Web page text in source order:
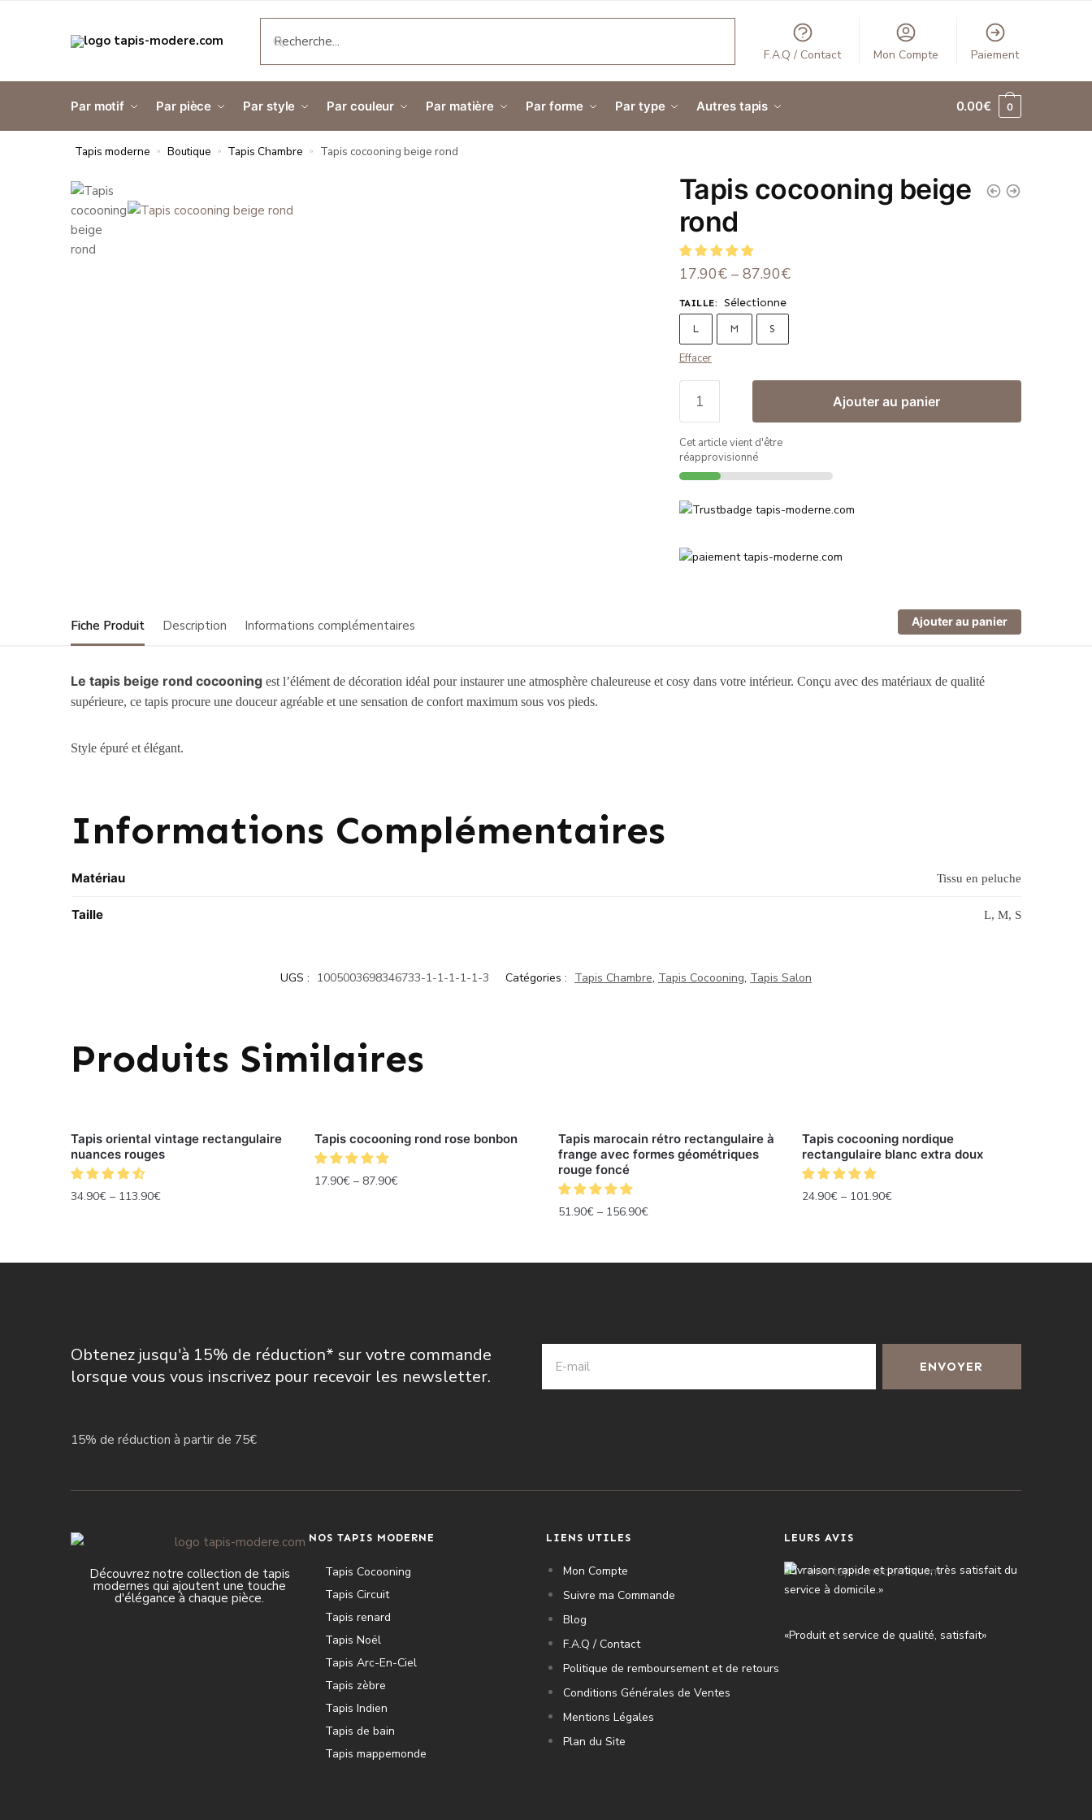
RECHERCHE
F.A.Q / Contact Mon Compte Paiement
Par motif Par pièce Par style Par couleur Par matière Par forme Par type Autres tapis 0.00€ 0
Tapis moderne » Boutique » Tapis Chambre » Tapis cocooning beige rond
Tapis cocooning beige
rond
17.90€– 87.90€
TAILLE: Sélectionne
L M S
Effacer
Ajouter au panier
Cet article vient d'être
réapprovisionné
Fiche Produit Description Informations complémentaires Ajouter au panier
Le tapis beige rond cocooning est l’élément de décoration idéal pour instaurer une atmosphère chaleureuse et cosy dans votre intérieur. Conçu avec des matériaux de qualité
supérieure, ce tapis procure une douceur agréable et une sensation de confort maximum sous vos pieds.
Style épuré et élégant.
Informations Complémentaires
Matériau Tissu en peluche
Taille L, M, S
UGS : 1005003698346733-1-1-1-1-1-3 Catégories : Tapis Chambre, Tapis Cocooning, Tapis Salon
Produits Similaires
Tapis oriental vintage rectangulaire
nuances rouges
34.90€ – 113.90€
Tapis cocooning rond rose bonbon
17.90€ – 87.90€
Tapis marocain rétro rectangulaire à
frange avec formes géométriques
rouge foncé
51.90€– 156.90€
Tapis cocooning nordique
rectangulaire blanc extra doux
24.90€– 101.90€
Obtenez jusqu'à 15% de réduction* sur votre commande
lorsque vous vous inscrivez pour recevoir les newsletter.
15% de réduction à partir de 75€
ENVOYER
Découvrez notre collection de tapis
modernes qui ajoutent une touche
d'élégance à chaque pièce.
NOS TAPIS MODERNE
Tapis Cocooning
Tapis Circuit
Tapis renard
Tapis Noël
Tapis Arc-En-Ciel
Tapis zèbre
Tapis Indien
Tapis de bain
Tapis mappemonde
LIENS UTILES
Mon Compte
Suivre ma Commande
Blog
F.A.Q / Contact
Politique de remboursement et de retours
Conditions Générales de Ventes
Mentions Légales
Plan du Site
LEURS AVIS
«Livraison rapide et pratique, très satisfait du
service à domicile.»
«Produit et service de qualité, satisfait»